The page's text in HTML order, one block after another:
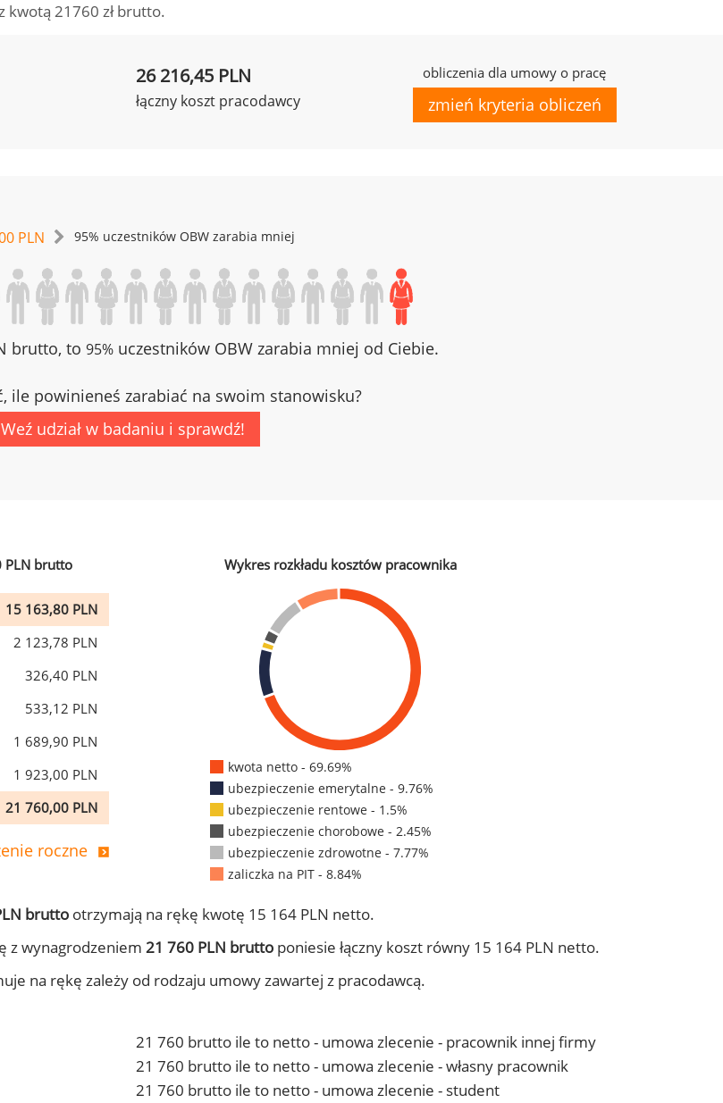
kwotą 21760 zł brutto.
26 216,45 PLN
łączny koszt pracodawcy
obliczenia dla umowy o pracę
zmień kryteria obliczeń
PLN 95% uczestników OBW zarabia mniej
brutto, to 95% uczestników OBW zarabia mniej od Ciebie.
ile powinieneś zarabiać na swoim stanowisku?
Weź udział w badaniu i sprawdź!
PLN brutto
15 163,80 PLN
2 123,78 PLN
326,40 PLN
533,12 PLN
1 689,90 PLN
1 923,00 PLN
21 760,00 PLN
roczne
Wykres rozkładu kosztów pracownika
kwota netto - 69.69%
ubezpieczenie emerytalne - 9.76%
ubezpieczenie rentowe - 1.5%
ubezpieczenie chorobowe - 2.45%
ubezpieczenie zdrowotne - 7.77%
zaliczka na PIT - 8.84%
brutto otrzymają na rękę kwotę 15 164 PLN netto.
z wynagrodzeniem 21 760 PLN brutto poniesie łączny koszt równy 15 164 PLN netto.
na rękę zależy od rodzaju umowy zawartej z pracodawcą.
21 760 brutto ile to netto - umowa zlecenie - pracownik innej firmy
21 760 brutto ile to netto - umowa zlecenie - własny pracownik
21 760 brutto ile to netto - umowa zlecenie - student